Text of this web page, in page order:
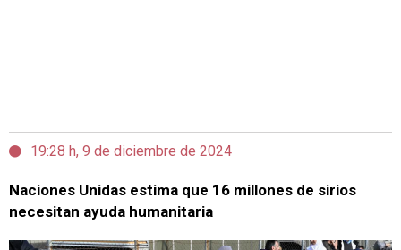
19:28 h, 9 de diciembre de 2024
Naciones Unidas estima que 16 millones de sirios
necesitan ayuda humanitaria